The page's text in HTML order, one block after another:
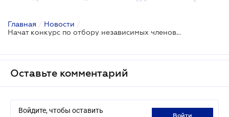
Главная / Новости /
Начат конкурс по отбору независимых членов наблюдательного совета Фонда энергоэффективности
Оставьте комментарий
Войдите, чтобы оставить
войти